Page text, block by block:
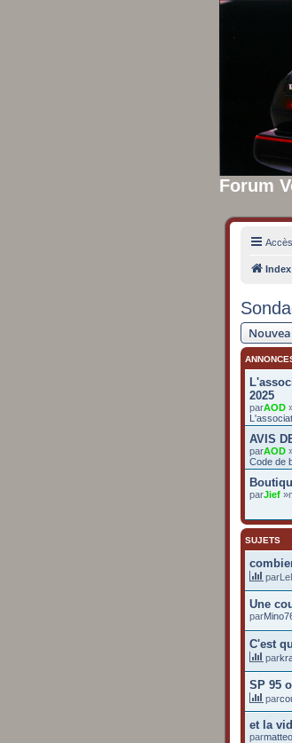
Forum
2025
parAOD
AVIS
parAOD
Code de
parJief
SUJETS
par
Une
par
C'est
par
SP 95
par
et la
par